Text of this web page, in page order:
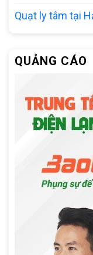
Quạt ly tâm tại
QUẢNG CÁO